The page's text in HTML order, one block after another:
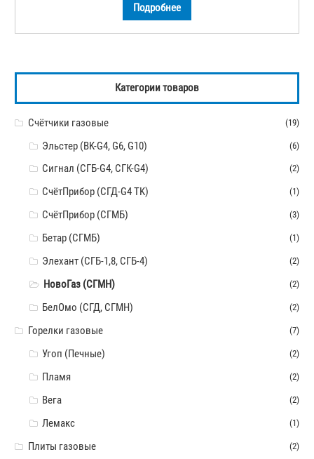
Подробнее
Категории товаров
Счётчики газовые (19)
Эльстер (BK-G4, G6, G10) (6)
Сигнал (СГБ-G4, СГК-G4) (2)
СчётПрибор (СГД-G4 TK) (1)
СчётПрибор (СГМБ) (3)
Бетар (СГМБ) (1)
Элехант (СГБ-1,8, СГБ-4) (2)
НовоГаз (СГМН) (2)
БелОмо (СГД, СГМН) (2)
Горелки газовые (7)
Угоп (Печные) (2)
Пламя (2)
Вега (2)
Лемакс (1)
Плиты газовые (2)